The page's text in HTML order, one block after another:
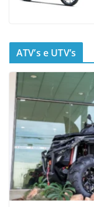
ATV’s e UTV’s